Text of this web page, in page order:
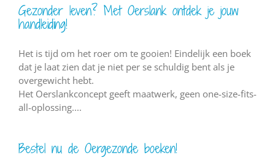
Gezonder leven? Met Oerslank ontdek je jouw
handleiding!
Het is tijd om het roer om te gooien! Eindelijk een boek
dat je laat zien dat je niet per se schuldig bent als je
overgewicht hebt.
Het Oerslankconcept geeft maatwerk, geen one-size-fits-
all-oplossing....
Bestel nu de Oergezonde boeken!